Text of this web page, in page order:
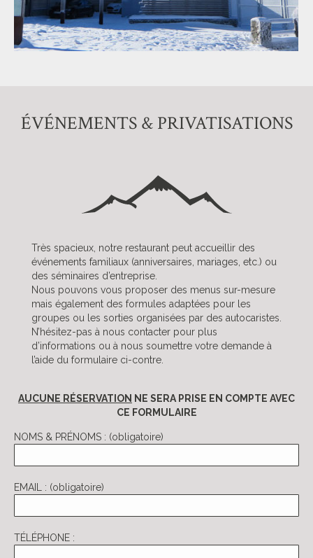
ÉVÉNEMENTS & PRIVATISATIONS
Très spacieux, notre restaurant peut accueillir des
événements familiaux (anniversaires, mariages, etc.) ou
des séminaires d’entreprise.
Nous pouvons vous proposer des menus sur-mesure
mais également des formules adaptées pour les
groupes ou les sorties organisées par des autocaristes.
N’hésitez-pas à nous contacter pour plus
d’informations ou à nous soumettre votre demande à
l’aide du formulaire ci-contre.
AUCUNE RÉSERVATION NE SERA PRISE EN COMPTE AVEC
CE FORMULAIRE
NOMS & PRÉNOMS : (obligatoire)
EMAIL : (obligatoire)
TÉLÉPHONE :